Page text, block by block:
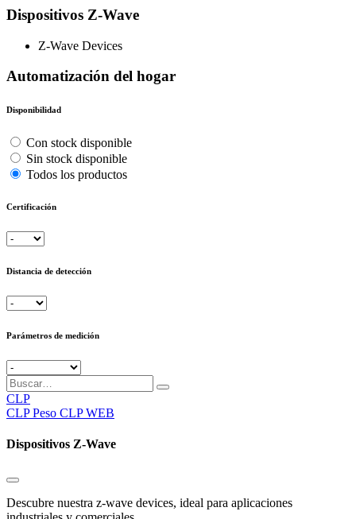
Dispositivos Z-Wave
Z-Wave Devices
Automatización del hogar
Disponibilidad
Con stock disponible
Sin stock disponible
Todos los productos
Certificación
Distancia de detección
Parámetros de medición
CLP
CLP Peso CLP WEB
Dispositivos Z-Wave
Descubre nuestra z-wave devices, ideal para aplicaciones